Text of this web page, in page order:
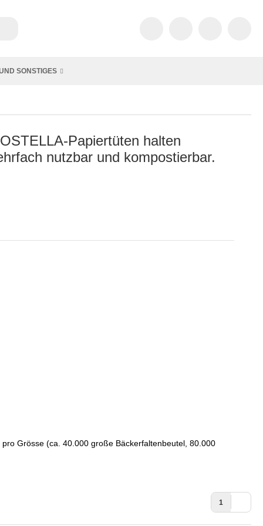
SONSTIGES
halten
nutzbar und kompostierbar.
Grösse (ca. 40.000 große Bäckerfaltenbeutel, 80.000
1